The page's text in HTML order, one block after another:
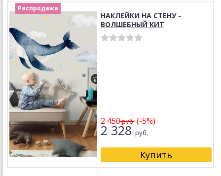
Распродажа
НАКЛЕЙКИ НА СТЕНУ -
ВОЛШЕБНЫЙ КИТ
2 450руб.(-5%)
2 328 руб.